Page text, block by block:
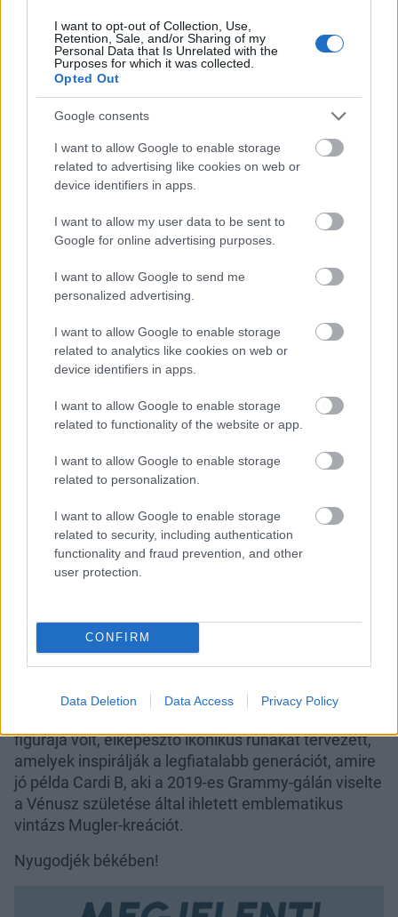
I want to opt-out of Collection, Use,
Retention, Sale, and/or Sharing of my
Personal Data that Is Unrelated with the
Purposes for which it was collected.
Opted Out
Google consents
I want to allow Google to enable storage
related to advertising like cookies on web or
device identifiers in apps.
I want to allow my user data to be sent to
Google for online advertising purposes.
I want to allow Google to send me
personalized advertising.
I want to allow Google to enable storage
related to analytics like cookies on web or
device identifiers in apps.
I want to allow Google to enable storage
related to functionality of the website or app.
I want to allow Google to enable storage
related to personalization.
I want to allow Google to enable storage
related to security, including authentication
functionality and fraud prevention, and other
user protection.
CONFIRM
Data Deletion Data Access Privacy Policy
a Cirque du Soleil-lel, rendezett klipeket, és felépített
egy teljesen új karaktert, átesett jó pár plasztikai
műtéten, és belevetette magát a régi
szenvedélyébe a testépítésbe, és Manfred néven
szólíttatta magát.
Grammy-gálán
Fotó:Gettyimages.com
figurája volt, elképesztő ikonikus ruhákat tervezett,
amelyek inspirálják a legfiatalabb generációt, amire
jó példa Cardi B, aki a 2019-es Grammy-gálán viselte
a Vénusz születése által ihletett emblematikus
vintázs Mugler-kreációt.
Nyugodjék békében!